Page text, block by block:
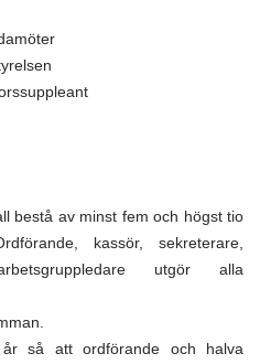
bestå av minst fem och högst tio
kassör, sekreterare,
utgör alla
så att ordförande och halva